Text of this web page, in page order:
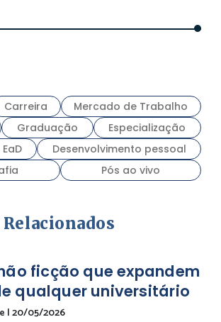
Carreira
Mercado de Trabalho
Graduação
Especialização
Desenvolvimento pessoal
Pós ao vivo
ficção que expandem
qualquer universitário
|20/05/2026